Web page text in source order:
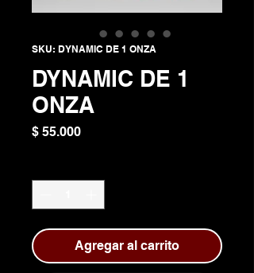
SKU: DYNAMIC DE 1 ONZA
DYNAMIC DE 1
ONZA
$ 55.000Precio
Agregar al carrito